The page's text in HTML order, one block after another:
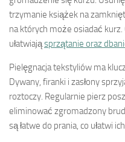
trzymanie książek na
na których może osiadać
ułatwiająsprzątanie oraz
Pielęgnacja tekstyliów ma
Dywany, firanki i zasłony
roztoczy. Regularnie pierz
eliminować zgromadzony
są łatwe do prania, co ułatwi